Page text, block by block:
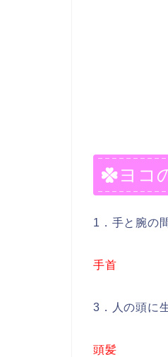
ヨコ
1．手と腕の
手首
3．人の頭に
頭髪